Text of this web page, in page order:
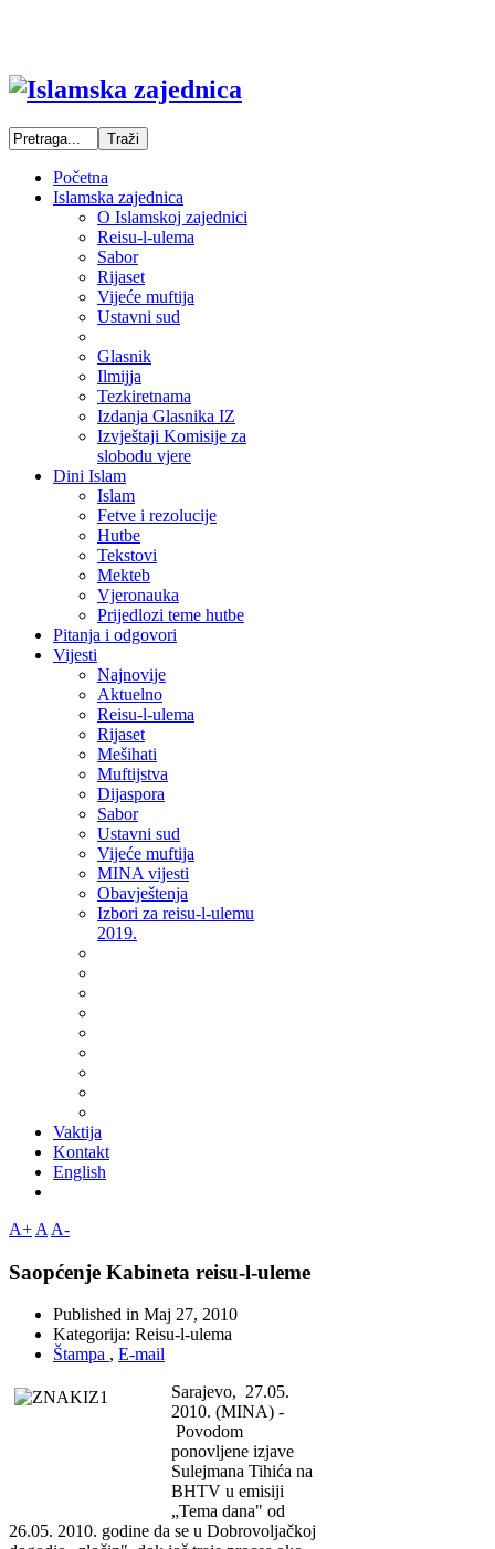
Početna
Islamska zajednica
O Islamskoj zajednici
Reisu-l-ulema
Sabor
Rijaset
Vijeće muftija
Ustavni sud
Glasnik
Ilmijja
Tezkiretnama
Izdanja Glasnika IZ
Izvještaji Komisije za
slobodu vjere
Dini Islam
Islam
Fetve i rezolucije
Hutbe
Tekstovi
Mekteb
Vjeronauka
Prijedlozi teme hutbe
Pitanja i odgovori
Vijesti
Najnovije
Aktuelno
Reisu-l-ulema
Rijaset
Mešihati
Muftijstva
Dijaspora
Sabor
Ustavni sud
Vijeće muftija
MINA vijesti
Obavještenja
Izbori za reisu-l-ulemu
2019.
Vaktija
Kontakt
English
A+ A A-
Saopćenje Kabineta reisu-l-uleme
Published in Maj 27, 2010
Kategorija: Reisu-l-ulema
Štampa , E-mail
Sarajevo, 27.05.
2010. (MINA) -
Povodom
ponovljene izjave
Sulejmana Tihića na
BHTV u emisiji
„Tema dana" od
26.05. 2010. godine da se u Dobrovoljačkoj